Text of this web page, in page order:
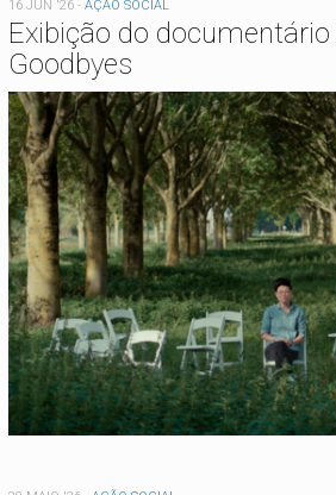
16 JUN '26 - AÇÃO SOCIAL
Exibição do documentário
Goodbyes